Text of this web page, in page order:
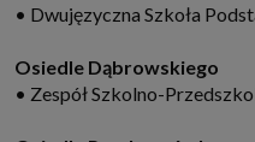
• Dwujęzyczna Szkoła
Osiedle Dąbrowskiego
• Zespół Szkolno-